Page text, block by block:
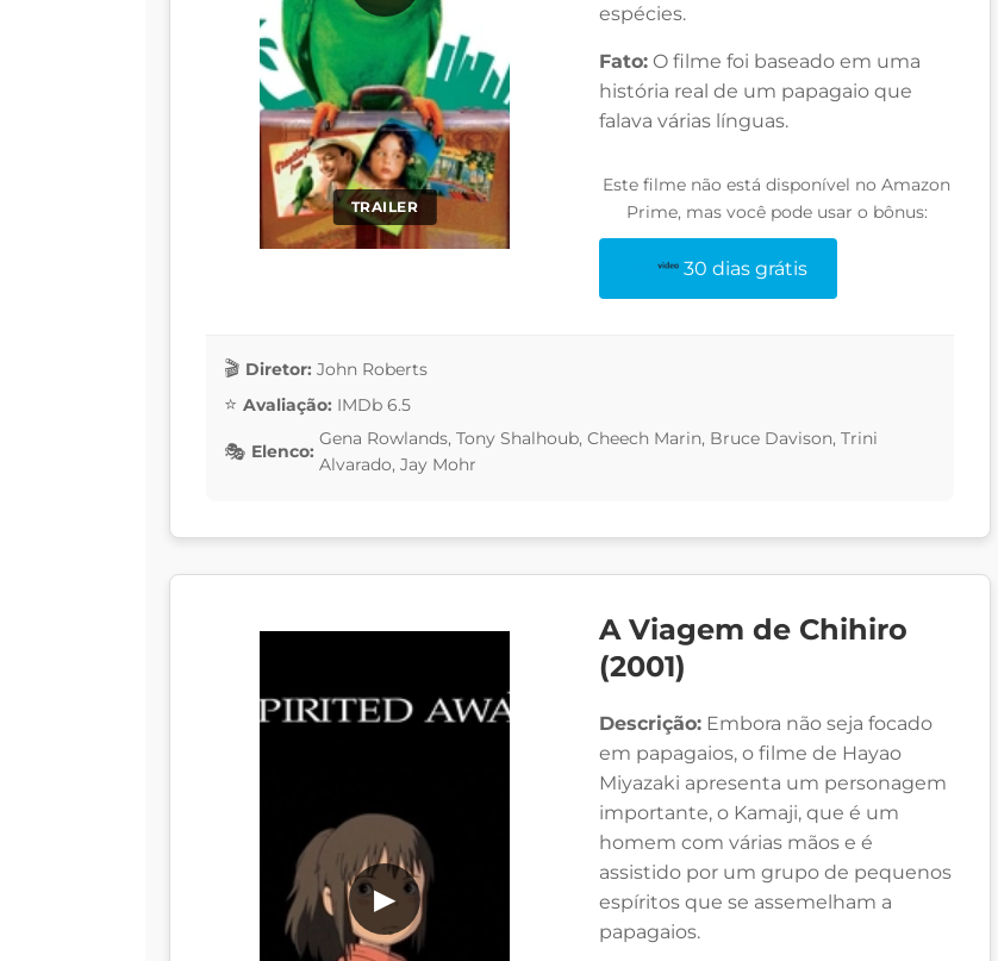
TRAILER
espécies.
Fato: O filme foi baseado em uma
história real de um papagaio que
falava várias línguas.
Este filme não está disponível no Amazon
Prime, mas você pode usar o bônus:
30 dias grátis
Diretor: John Roberts
Avaliação: IMDb 6.5
Elenco:
Gena Rowlands, Tony Shalhoub, Cheech Marin, Bruce Davison, Trini
Alvarado, Jay Mohr
▶
A Viagem de Chihiro
(2001)
Descrição: Embora não seja focado
em papagaios, o filme de Hayao
Miyazaki apresenta um personagem
importante, o Kamaji, que é um
homem com várias mãos e é
assistido por um grupo de pequenos
espíritos que se assemelham a
papagaios.